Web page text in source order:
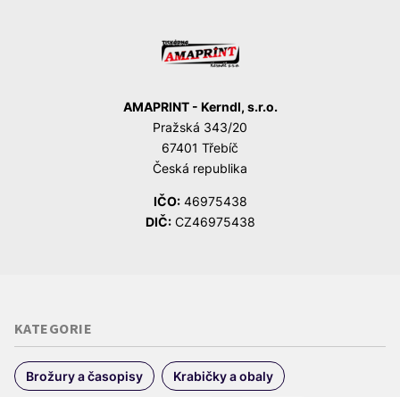
AMAPRINT - Kerndl, s.r.o.
Pražská 343/20
67401 Třebíč
Česká republika
IČO:46975438
DIČ:CZ46975438
KATEGORIE
Brožury a časopisy Krabičky a obaly